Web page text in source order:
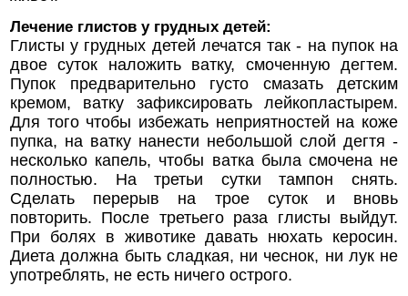
Лечение глистов у грудных детей:
Глисты у грудных детей лечатся так - на пупок на
двое суток наложить ватку, смоченную дегтем.
Пупок предварительно густо смазать детским
кремом, ватку зафиксировать лейкопластырем.
Для того чтобы избежать неприятностей на коже
пупка, на ватку нанести небольшой слой дегтя -
несколько капель, чтобы ватка была смочена не
полностью. На третьи сутки тампон снять.
Сделать перерыв на трое суток и вновь
повторить. После третьего раза глисты выйдут.
При болях в животике давать нюхать керосин.
Диета должна быть сладкая, ни чеснок, ни лук не
употреблять, не есть ничего острого.